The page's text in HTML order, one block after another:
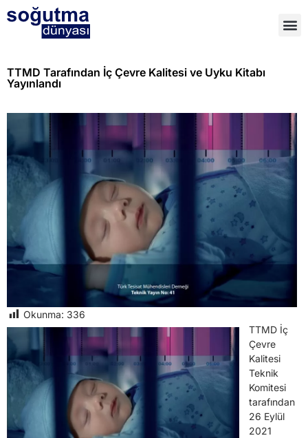
TTMD Tarafından İç Çevre Kalitesi ve Uyku Kitabı
Yayınlandı
Okunma: 336
TTMD İç
Çevre
Kalitesi
Teknik
Komitesi
tarafından
26 Eylül
2021